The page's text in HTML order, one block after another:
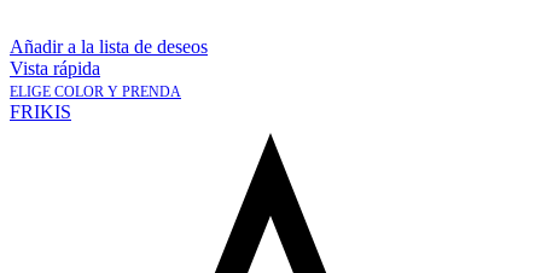
Añadir a la lista de deseos
Vista rápida
ELIGE COLOR Y PRENDA
FRIKIS